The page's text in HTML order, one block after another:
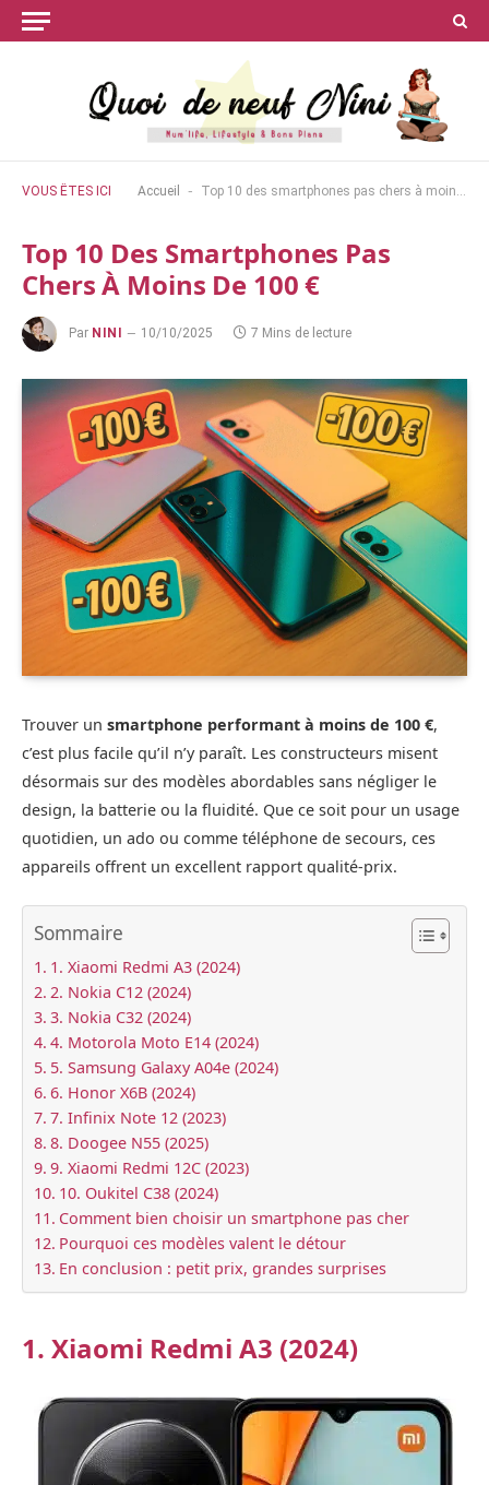
VOUS ÊTES ICI Accueil - Top 10 des smartphones pas chers à moins de 100 €
Top 10 Des Smartphones Pas
Chers À Moins De 100 €
Par NINI 10/10/2025 7 Mins de lecture
Trouver un smartphone performant à moins de 100 €,
c’est plus facile qu’il n’y paraît. Les constructeurs misent
désormais sur des modèles abordables sans négliger le
design, la batterie ou la fluidité. Que ce soit pour un usage
quotidien, un ado ou comme téléphone de secours, ces
appareils offrent un excellent rapport qualité-prix.
Sommaire
1. Xiaomi Redmi A3 (2024)
2. Nokia C12 (2024)
3. Nokia C32 (2024)
4. Motorola Moto E14 (2024)
5. Samsung Galaxy A04e (2024)
6. Honor X6B (2024)
7. Infinix Note 12 (2023)
8. Doogee N55 (2025)
9. Xiaomi Redmi 12C (2023)
10. Oukitel C38 (2024)
Comment bien choisir un smartphone pas cher
Pourquoi ces modèles valent le détour
En conclusion : petit prix, grandes surprises
1. Xiaomi Redmi A3 (2024)